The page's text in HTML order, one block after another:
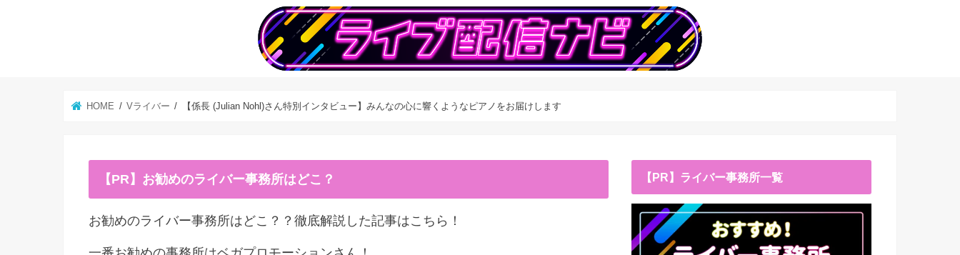
HOME Vライバー 【係長 (Julian Nohl)さん特別インタビュー】みんなの心に響くようなピアノをお届けします
【PR】お勧めのライバー事務所はどこ？
お勧めのライバー事務所はどこ？？徹底解説した記事はこちら！
【PR】ライバー事務所一覧